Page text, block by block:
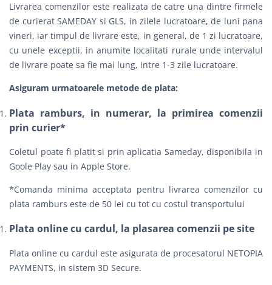
Livrarea comenzilor este realizata de catre una dintre firmele
de curierat SAMEDAY si GLS, in zilele lucratoare, de luni pana
vineri, iar timpul de livrare este, in general, de 1 zi lucratoare,
cu unele exceptii, in anumite localitati rurale unde intervalul
de livrare poate sa fie mai lung, intre 1-3 zile lucratoare.
Asiguram urmatoarele metode de plata:
Plata ramburs, in numerar, la primirea comenzii
prin curier*
Coletul poate fi platit si prin aplicatia Sameday, disponibila in
Goole Play sau in Apple Store.
*Comanda minima acceptata pentru livrarea comenzilor cu
plata ramburs este de 50 lei cu tot cu costul transportului
Plata online cu cardul, la plasarea comenzii pe site
Plata online cu cardul este asigurata de procesatorul NETOPIA
PAYMENTS, in sistem 3D Secure.